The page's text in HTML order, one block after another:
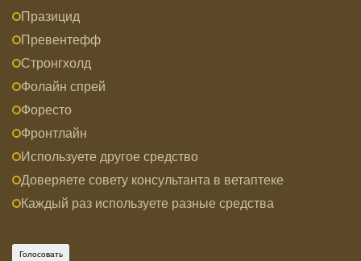
Празицид
Превентефф
Стронгхолд
Фолайн спрей
Форесто
Фронтлайн
Используете другое средство
Доверяете совету консультанта в ветаптеке
Каждый раз используете разные средства